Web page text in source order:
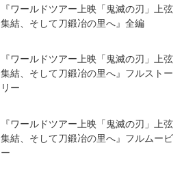
『ワールドツアー上映「鬼滅の刃」上弦
集結、そして刀鍛冶の里へ』全編
『ワールドツアー上映「鬼滅の刃」上弦
集結、そして刀鍛冶の里へ』フルストー
リー
『ワールドツアー上映「鬼滅の刃」上弦
集結、そして刀鍛冶の里へ』フルムービ
ー